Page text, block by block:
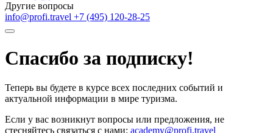
Другие вопросы
info@profi.travel +7 (495) 120-28-25
Спасибо за подписку!
Теперь вы будете в курсе всех последних событий и
актуальной информации в мире туризма.
Если у вас возникнут вопросы или предложения, не
стесняйтесь связаться с нами: academy@profi.travel